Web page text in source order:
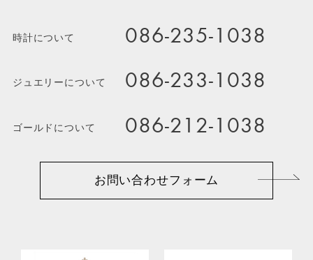
時計について 086-235-1038
ジュエリーについて 086-233-1038
ゴールドについて 086-212-1038
お問い合わせフォーム